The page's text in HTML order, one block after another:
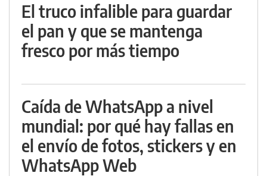
El truco infalible para guardar
el pan y que se mantenga
fresco por más tiempo
Caída de WhatsApp a nivel
mundial: por qué hay fallas en
el envío de fotos, stickers y en
WhatsApp Web